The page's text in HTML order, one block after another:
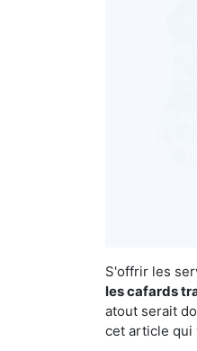
S'offrir les
les cafards
atout serait
cet article qui